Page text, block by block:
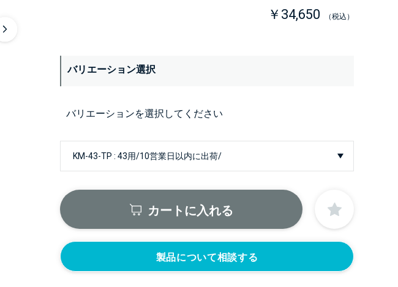
￥34,650 （税込）
バリエーション選択
バリエーションを選択してください
カートに入れる
製品について相談する